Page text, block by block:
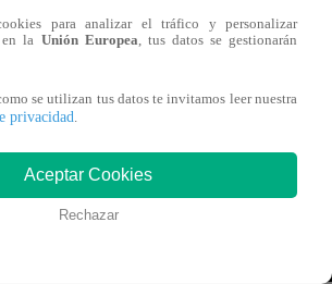
de mi pasada. Así que tú te encargas
“Ahora que tú y yo estamos
para analizar el tráfico y personalizar
en la Unión Europea, tus datos se gestionarán
se utilizan tus datos te invitamos leer nuestra
privacidad.
Aceptar Cookies
Rechazar